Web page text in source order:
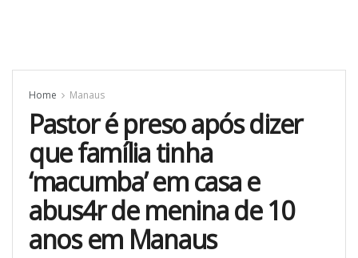
Home Manaus
Pastor é preso após dizer
que família tinha
‘macumba’ em casa e
abus4r de menina de 10
anos em Manaus